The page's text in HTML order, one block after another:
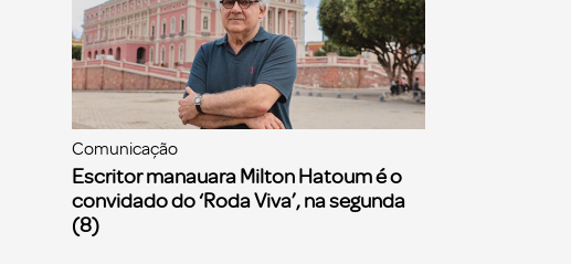
Comunicação
Escritor manauara Milton Hatoum é o
convidado do ‘Roda Viva’, na segunda
(8)